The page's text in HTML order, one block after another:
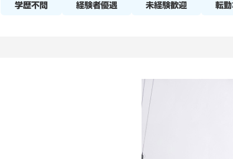
学歴不問 経験者優遇 未経験歓迎 転勤